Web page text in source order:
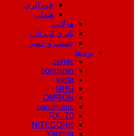
خودکاری
هندلی
هدلایت
باتری لپ تاپ
چسب و خمیر
برندها
zemic
bongshin
varta
NHG
OMRON
panasonic
RX_70
NITECORE
Yaohua